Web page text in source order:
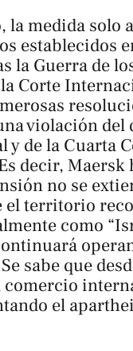
la medida solo
establecidos
la Guerra de
Corte
violación del
y de la Cuarta
decir, Maersk
no se
el territorio
como
sabe que
el